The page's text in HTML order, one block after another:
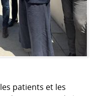
patients et les